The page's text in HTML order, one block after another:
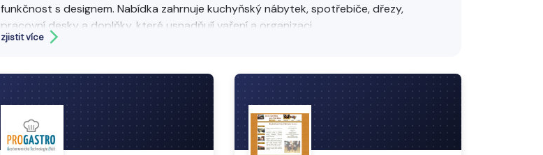
funkčnost s designem. Nabídka zahrnuje kuchyňský nábytek, spotřebiče, dřezy,
pracovní desky a doplňky, které usnadňují vaření a organizaci.
zjistit více